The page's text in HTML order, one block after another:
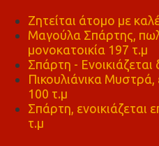
Ζητείται άτομο με
Μαγούλα Σπάρτης,
μονοκατοικία 197 τ.μ
Σπάρτη - Ενοικιάζεται
Πικουλιάνικα Μυστρά,
100 τ.μ
Σπάρτη, ενοικιάζεται
τ.μ